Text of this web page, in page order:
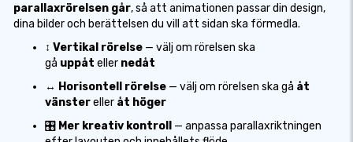
parallaxrörelsen går, så att animationen passar din design,
dina bilder och berättelsen du vill att sidan ska förmedla.
↕️ Vertikal rörelse — välj om rörelsen ska
gå uppåt eller nedåt
↔️ Horisontell rörelse — välj om rörelsen ska gå åt
vänstereller åt höger
🎛️ Mer kreativ kontroll
— anpassa parallaxriktningen